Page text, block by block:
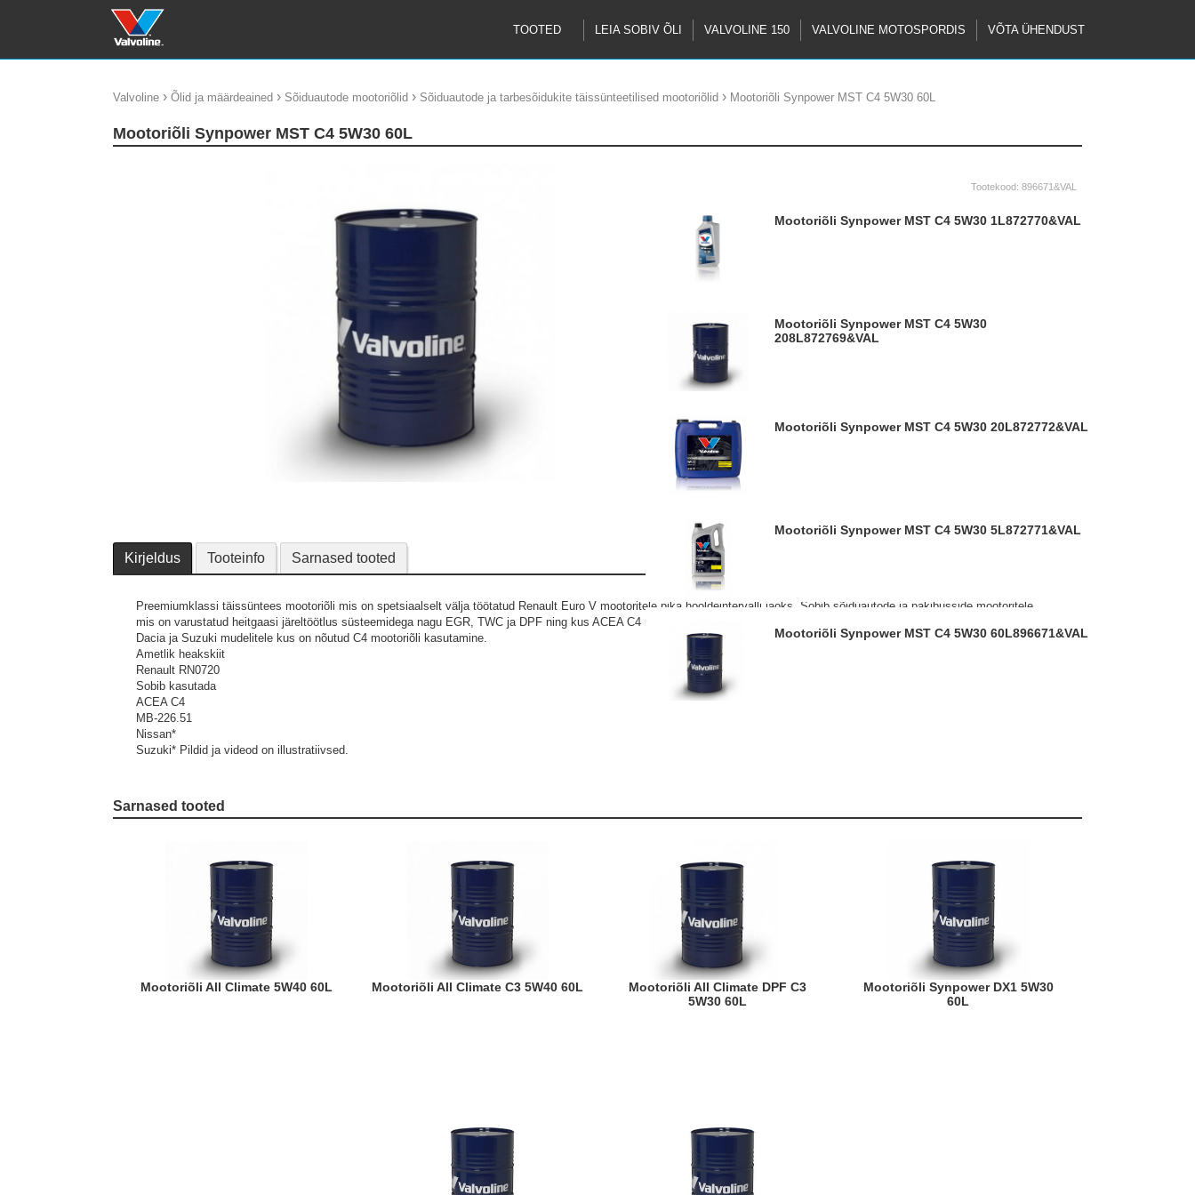
TOOTED LEIA SOBIV ÕLI VALVOLINE 150 VALVOLINE MOTOSPORDIS VÕTA ÜHENDUST
Valvoline › Õlid ja määrdeained › Sõiduautode mootoriõlid › Sõiduautode ja tarbesõidukite täissünteetilised mootoriõlid › Mootoriõli Synpower MST C4 5W30 60L
Mootoriõli Synpower MST C4 5W30 60L
Tootekood: 896671&VAL
Mootoriõli Synpower MST C4 5W30 1L872770&VAL
Mootoriõli Synpower MST C4 5W30
208L872769&VAL
Mootoriõli Synpower MST C4 5W30 20L872772&VAL
Mootoriõli Synpower MST C4 5W30 5L872771&VAL
Mootoriõli Synpower MST C4 5W30 60L896671&VAL
Kirjeldus Tooteinfo Sarnased tooted
Preemiumklassi täissüntees mootoriõli mis on spetsiaalselt välja töötatud Renault Euro V mootoritele pika hooldeintervalli jaoks. Sobib sõiduautode ja pakibusside mootoritele
mis on varustatud heitgaasi järeltöötlus süsteemidega nagu EGR, TWC ja DPF ning kus ACEA C4 mootoriõli kasutamine on vajalik. Sobib kasutamiseks mitmetele Nissan,
Dacia ja Suzuki mudelitele kus on nõutud C4 mootoriõli kasutamine.
Ametlik heakskiit
Renault RN0720
Sobib kasutada
ACEA C4
MB-226.51
Nissan*
Suzuki* Pildid ja videod on illustratiivsed.
Sarnased tooted
Mootoriõli All Climate 5W40 60L Mootoriõli All Climate C3 5W40 60L
Mootoriõli All Climate DPF C3
5W30 60L
Mootoriõli Synpower DX1 5W30
60L